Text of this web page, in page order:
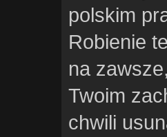
polskim
Robienie
na
Twoim
chwili